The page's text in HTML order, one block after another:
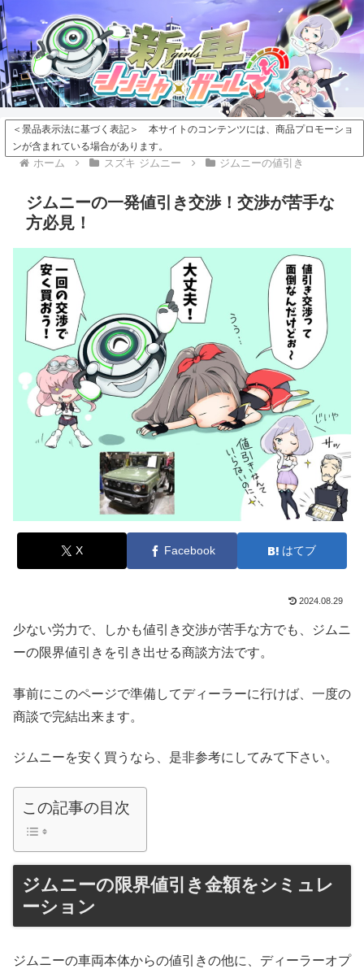
＜景品表示法に基づく表記＞ 本サイトのコンテンツには、商品プロモーショ
ンが含まれている場合があります。
ホーム スズキ ジムニー ジムニーの値引き
ジムニーの一発値引き交渉！交渉が苦手な
方必見！
X Facebook はてブ
2024.08.29
少ない労力で、しかも値引き交渉が苦手な方でも、ジムニ
ーの限界値引きを引き出せる商談方法です。
事前にこのページで準備してディーラーに行けば、一度の
商談で完結出来ます。
ジムニーを安く買うなら、是非参考にしてみて下さい。
この記事の目次
ジムニーの限界値引き金額をシミュレ
ーション
ジムニーの車両本体からの値引きの他に、ディーラーオプ